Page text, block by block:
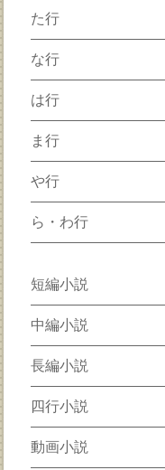
た行
な行
は行
ま行
や行
ら・わ行
短編小説
中編小説
長編小説
四行小説
動画小説